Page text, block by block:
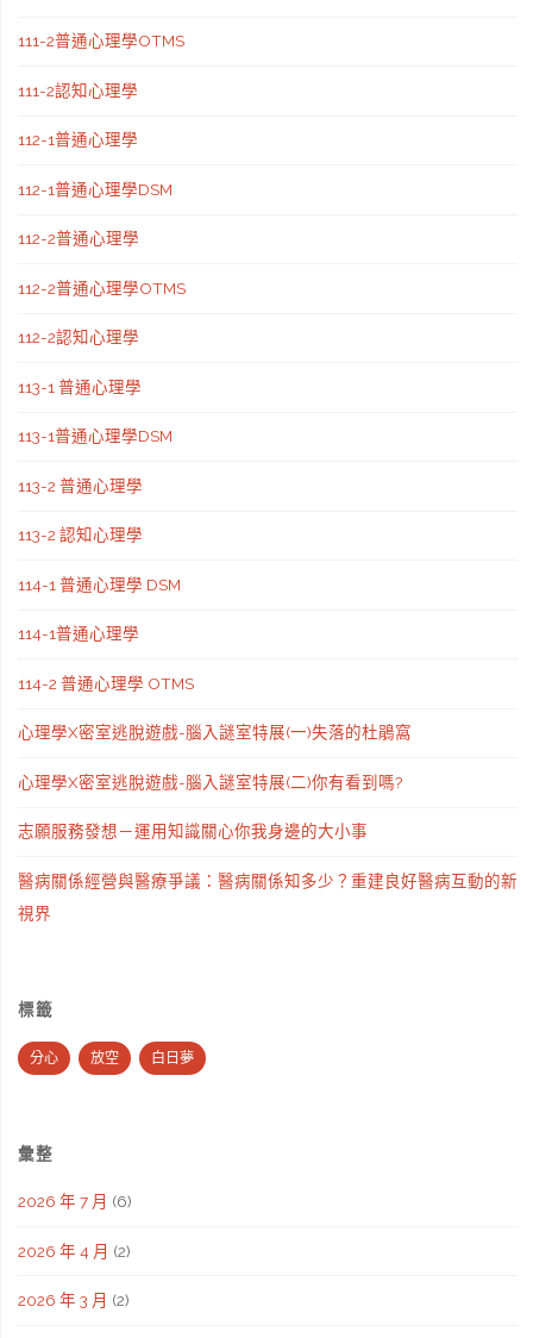
111-2普通心理學OTMS
111-2認知心理學
112-1普通心理學
112-1普通心理學DSM
112-2普通心理學
112-2普通心理學OTMS
112-2認知心理學
113-1 普通心理學
113-1普通心理學DSM
113-2 普通心理學
113-2 認知心理學
114-1 普通心理學 DSM
114-1普通心理學
114-2 普通心理學 OTMS
心理學X密室逃脫遊戲-腦入謎室特展(一)失落的杜鵑窩
心理學X密室逃脫遊戲-腦入謎室特展(二)你有看到嗎?
志願服務發想－運用知識關心你我身邊的大小事
醫病關係經營與醫療爭議：醫病關係知多少？重建良好醫病互動的新
視界
標籤
分心 放空 白日夢
彙整
2026 年 7 月 (6)
2026 年 4 月 (2)
2026 年 3 月 (2)